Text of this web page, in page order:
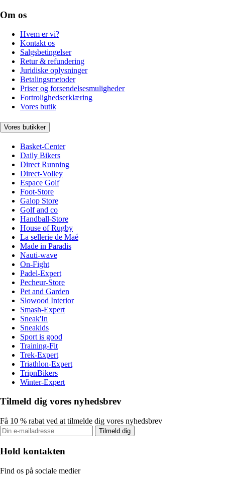
Om os
Hvem er vi?
Kontakt os
Salgsbetingelser
Retur & refundering
Juridiske oplysninger
Betalingsmetoder
Priser og forsendelsesmuligheder
Fortrolighedserklæring
Vores butik
Vores butikker
Basket-Center
Daily Bikers
Direct Running
Direct-Volley
Espace Golf
Foot-Store
Galop Store
Golf and co
Handball-Store
House of Rugby
La sellerie de Maé
Made in Paradis
Nauti-wave
On-Fight
Padel-Expert
Pecheur-Store
Pet and Garden
Slowood Interior
Smash-Expert
Sneak'In
Sneakids
Sport is good
Training-Fit
Trek-Expert
Triathlon-Expert
TripnBikers
Winter-Expert
Tilmeld dig vores nyhedsbrev
Få 10 % rabat ved at tilmelde dig vores nyhedsbrev
Tilmeld dig
Hold kontakten
Find os på sociale medier